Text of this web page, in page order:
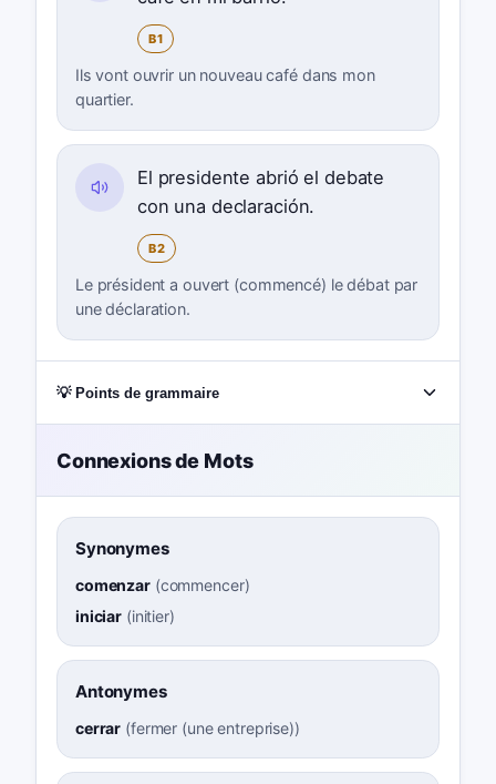
B1
Ils vont ouvrir un nouveau café dans mon
quartier.
El presidente abrió el debate
con una declaración.
B2
Le président a ouvert (commencé) le débat par
une déclaration.
💡 Points de grammaire
Connexions de Mots
Synonymes
comenzar(commencer)
iniciar (initier)
Antonymes
cerrar (fermer (une entreprise))